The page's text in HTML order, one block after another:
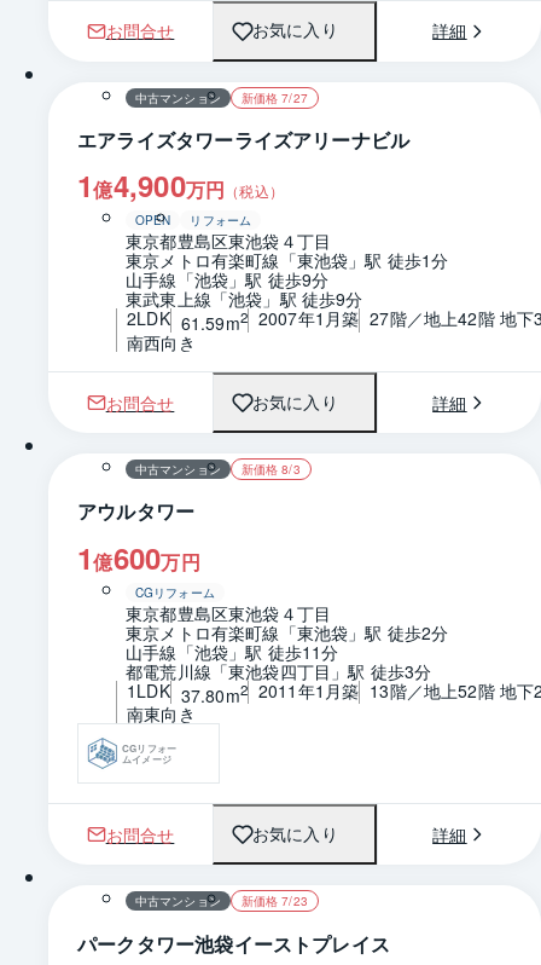
お問合せ お気に入り 詳細
1 / 0 間取り
中古マンション 新価格 7/27
エアライズタワーライズアリーナビル
1億4,900万円 （税込）
OPEN リフォーム
東京都豊島区東池袋４丁目
東京メトロ有楽町線「東池袋」駅 徒歩1分
山手線「池袋」駅 徒歩9分
東武東上線「池袋」駅 徒歩9分
2LDK 61.59m2 2007年1月築 27階／地上42階 地下
南西向き
お問合せ お気に入り 詳細
1 / 0 間取り
中古マンション 新価格 8/3
アウルタワー
1億600万円
CGリフォーム
東京都豊島区東池袋４丁目
東京メトロ有楽町線「東池袋」駅 徒歩2分
山手線「池袋」駅 徒歩11分
都電荒川線「東池袋四丁目」駅 徒歩3分
1LDK 37.80m2 2011年1月築 13階／地上52階 地下
南東向き
CGリフォー
ムイメージ
お問合せ お気に入り 詳細
1 / 0 間取り
中古マンション 新価格 7/23
パークタワー池袋イーストプレイス